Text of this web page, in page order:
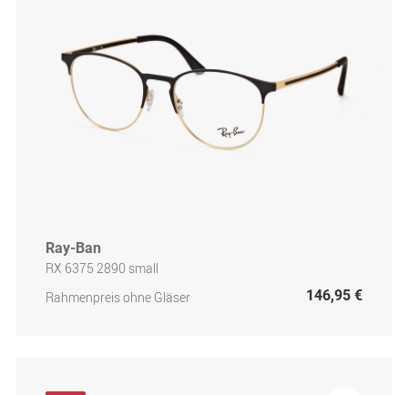
Ray-Ban
RX 6375 2890 small
Rahmenpreis ohne Gläser
146,95 €